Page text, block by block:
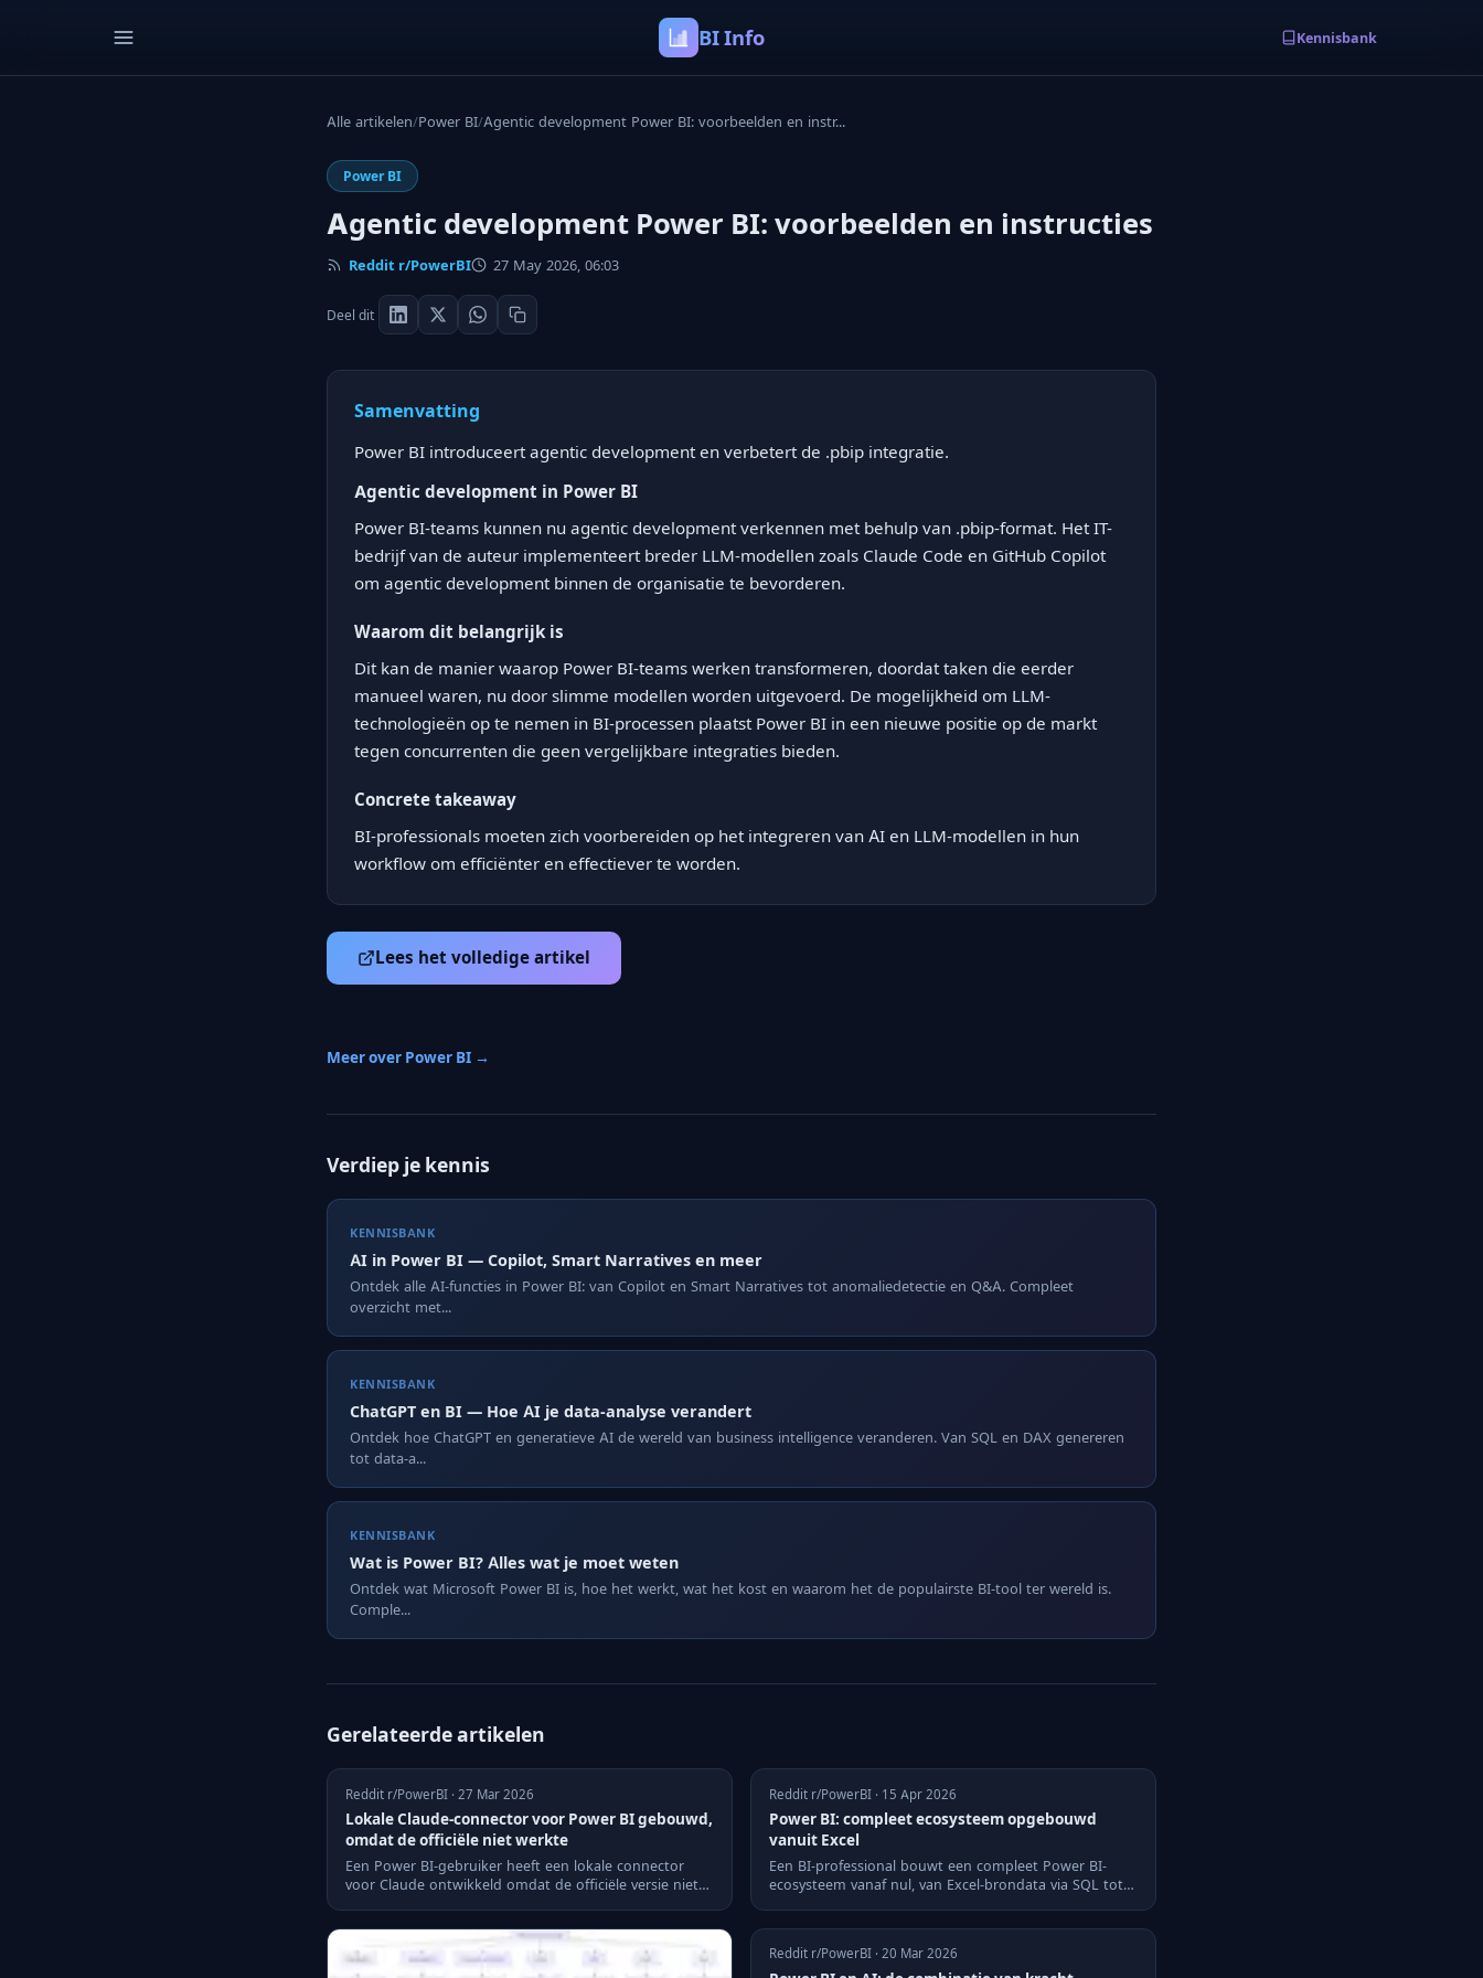
BI Info Kennisbank
Alle artikelen/Power BI/Agentic development Power BI: voorbeelden en instr...
Power BI
Agentic development Power BI: voorbeelden en instructies
Reddit r/PowerBI 27 May 2026, 06:03
Deel dit
Samenvatting
Power BI introduceert agentic development en verbetert de .pbip integratie.
Agentic development in Power BI
Power BI-teams kunnen nu agentic development verkennen met behulp van .pbip-format. Het IT-
bedrijf van de auteur implementeert breder LLM-modellen zoals Claude Code en GitHub Copilot
om agentic development binnen de organisatie te bevorderen.
Waarom dit belangrijk is
Dit kan de manier waarop Power BI-teams werken transformeren, doordat taken die eerder
manueel waren, nu door slimme modellen worden uitgevoerd. De mogelijkheid om LLM-
technologieën op te nemen in BI-processen plaatst Power BI in een nieuwe positie op de markt
tegen concurrenten die geen vergelijkbare integraties bieden.
Concrete takeaway
BI-professionals moeten zich voorbereiden op het integreren van AI en LLM-modellen in hun
workflow om efficiënter en effectiever te worden.
Lees het volledige artikel
Meer over Power BI →
Verdiep je kennis
KENNISBANK
AI in Power BI — Copilot, Smart Narratives en meer
Ontdek alle AI-functies in Power BI: van Copilot en Smart Narratives tot anomaliedetectie en Q&A. Compleet
overzicht met...
KENNISBANK
ChatGPT en BI — Hoe AI je data-analyse verandert
Ontdek hoe ChatGPT en generatieve AI de wereld van business intelligence veranderen. Van SQL en DAX genereren
tot data-a...
KENNISBANK
Wat is Power BI? Alles wat je moet weten
Ontdek wat Microsoft Power BI is, hoe het werkt, wat het kost en waarom het de populairste BI-tool ter wereld is.
Comple...
Gerelateerde artikelen
Reddit r/PowerBI · 27 Mar 2026
Lokale Claude-connector voor Power BI gebouwd,
omdat de officiële niet werkte
Een Power BI-gebruiker heeft een lokale connector
voor Claude ontwikkeld omdat de officiële versie niet
Reddit r/PowerBI · 15 Apr 2026
Power BI: compleet ecosysteem opgebouwd
vanuit Excel
Een BI-professional bouwt een compleet Power BI-
ecosysteem vanaf nul, van Excel-brondata via SQL tot
Reddit r/PowerBI · 20 Mar 2026